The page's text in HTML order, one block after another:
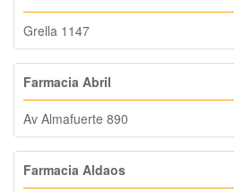
Grella 1147
Farmacia Abril
Av Almafuerte 890
Farmacia Aldaos